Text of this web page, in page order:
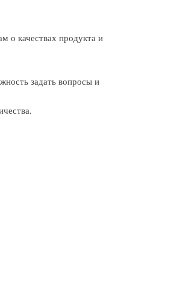
о качествах продукта и
задать вопросы и